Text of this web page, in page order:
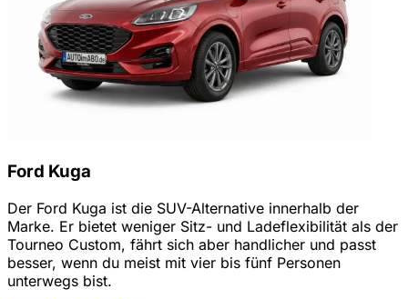
Ford Kuga
Der Ford Kuga ist die SUV-Alternative innerhalb der
Marke. Er bietet weniger Sitz- und Ladeflexibilität als der
Tourneo Custom, fährt sich aber handlicher und passt
besser, wenn du meist mit vier bis fünf Personen
unterwegs bist.